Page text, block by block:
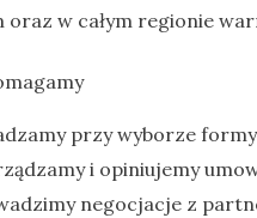
oraz w całym regionie
przy wyborze
i opiniujemy
negocjacje z